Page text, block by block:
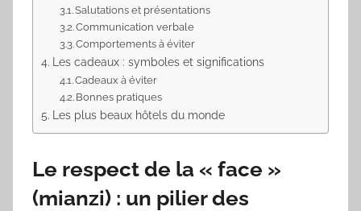
Salutations et présentations
Communication verbale
Comportements à éviter
Les cadeaux : symboles et significations
Cadeaux à éviter
Bonnes pratiques
Les plus beaux hôtels du monde
Le respect de la « face »
(mianzi) : un pilier des